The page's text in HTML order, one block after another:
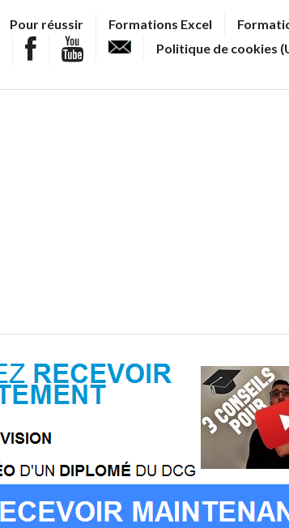
Pour réussir Formations Excel
Politique de cookies